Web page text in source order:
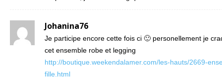
Johanina76
Je participe encore cette fois ci 🙂 personellement je
cet ensemble robe et legging
http://boutique.weekendalamer.com/les-hauts/2669-
fille.html